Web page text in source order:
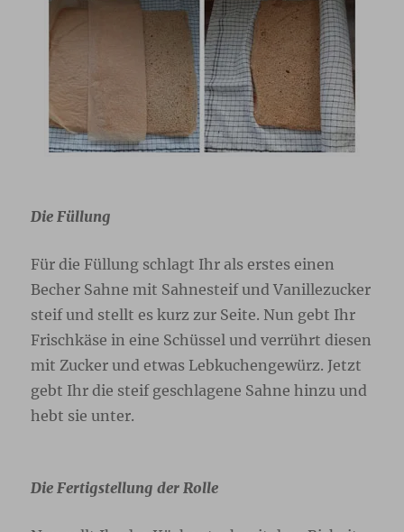
Die Füllung
Für die Füllung schlagt Ihr als erstes einen
Becher Sahne mit Sahnesteif und Vanillezucker
steif und stellt es kurz zur Seite. Nun gebt Ihr
Frischkäse in eine Schüssel und verrührt diesen
mit Zucker und etwas Lebkuchengewürz. Jetzt
gebt Ihr die steif geschlagene Sahne hinzu und
hebt sie unter.
Die Fertigstellung der Rolle